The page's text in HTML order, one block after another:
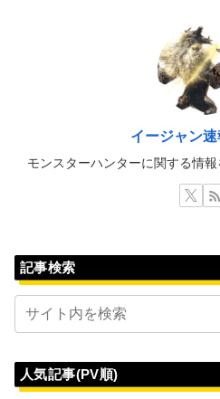
イージャン
モンスターハンターに関する情報
記事検索
人気記事(PV順)